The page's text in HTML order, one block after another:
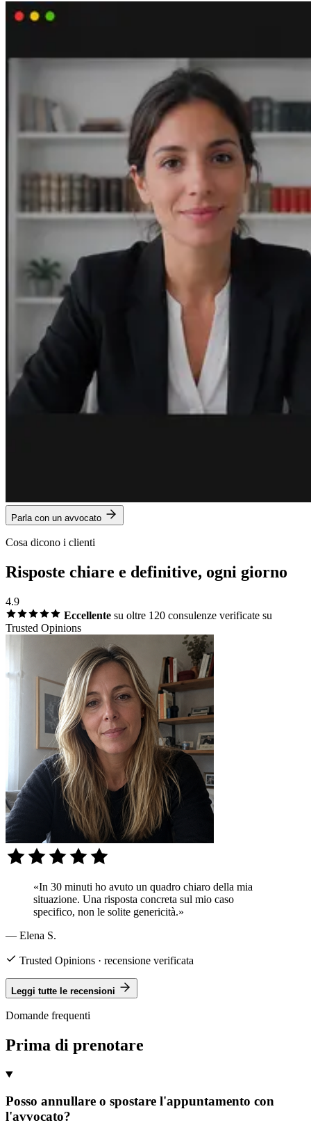
Parla con un avvocato
Cosa dicono i clienti
Risposte chiare e definitive, ogni giorno
4.9
Eccellente su oltre 120 consulenze verificate su
Trusted Opinions
«In 30 minuti ho avuto un quadro chiaro della mia
situazione. Una risposta concreta sul mio caso
specifico, non le solite genericità.»
— Elena S.
Trusted Opinions · recensione verificata
Leggi tutte le recensioni
Domande frequenti
Prima di prenotare
Posso annullare o spostare l'appuntamento con
l'avvocato?